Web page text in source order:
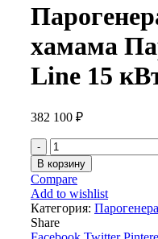
хамама
Line 15
382 100 ₽
Количество
товара
Парогенератор
для
хамама
Паромакс
Prof-
В корзину
Compare
Add to wishlist
Категория:
Share